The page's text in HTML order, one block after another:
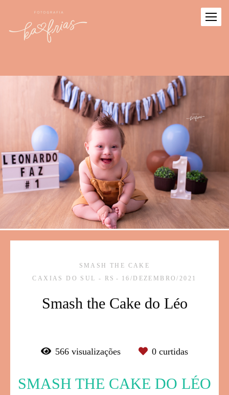
SMASH THE CAKE
CAXIAS DO SUL - RS
16/DEZEMBRO/2021
Smash the Cake do Léo
566 visualizações 0 curtidas
SMASH THE CAKE DO LÉO